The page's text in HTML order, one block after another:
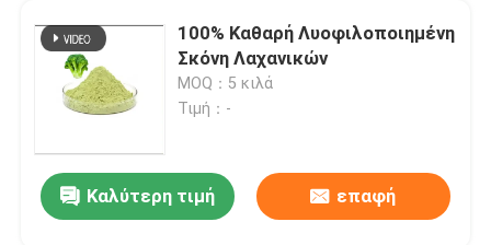
100% Καθαρή Λυοφιλοποιημένη
Σκόνη Λαχανικών
MOQ：5 κιλά
Τιμή：-
Καλύτερη τιμή επαφή